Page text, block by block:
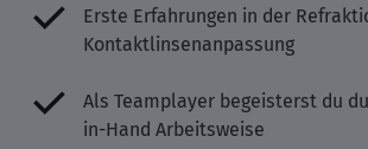
Erste Erfahrungen in der
Kontaktlinsenanpassung
Als Teamplayer begeisterst du
in-Hand Arbeitsweise